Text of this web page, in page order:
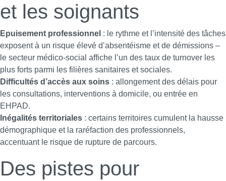
et les soignants
Epuisement professionnel : le rythme et l’intensité des tâches
exposent à un risque élevé d’absentéisme et de démissions –
le secteur médico-social affiche l’un des taux de turnover les
plus forts parmi les filières sanitaires et sociales.
Difficultés d’accès aux soins : allongement des délais pour
les consultations, interventions à domicile, ou entrée en
EHPAD.
Inégalités territoriales : certains territoires cumulent la hausse
démographique et la raréfaction des professionnels,
accentuant le risque de rupture de parcours.
Des pistes pour